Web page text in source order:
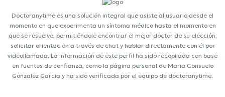
Doctoranytime es una solución integral que asiste al usuario desde el
momento en que experimenta un síntoma médico hasta el momento en
que se resuelve, permitiéndole encontrar el mejor doctor de su elección,
solicitar orientación a través de chat y hablar directamente con él por
videollamada. La información de este perfil ha sido recopilada con base
en fuentes de confianza, como la página personal de Maria Consuelo
Gonzalez Garcia y ha sido verificada por el equipo de doctoranytime.